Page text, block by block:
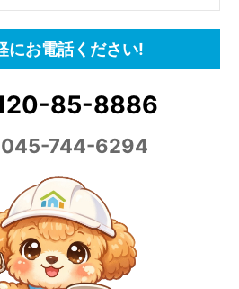
にお電話ください!
85-8886
744-6294